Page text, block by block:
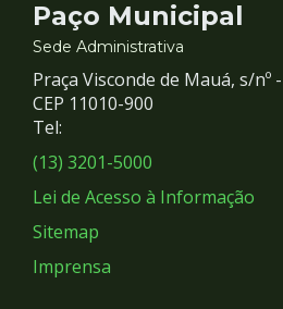
Contato
e
Redes
Sociais
Paço Municipal
Sede Administrativa
Praça Visconde de Mauá, s/nº
CEP 11010-900
Tel:
(13) 3201-5000
Lei de Acesso à Informação
Sitemap
Imprensa